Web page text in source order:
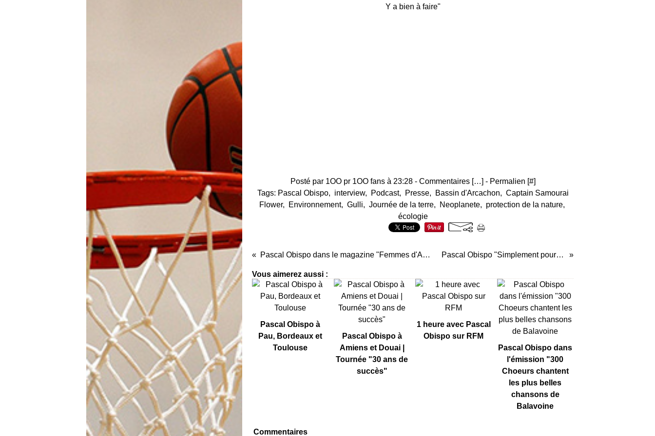
Y a bien à faire"
Posté par 1OO pr 1OO fans à 23:28 - Commentaires […] - Permalien [#]
Tags: Pascal Obispo, interview, Podcast, Presse, Bassin d'Arcachon, Captain Samourai
Flower, Environnement, Gulli, Journée de la terre, Neoplanete, protection de la nature,
écologie
Pascal Obispo dans le magazine "Femmes d'Aujourd'hui" Pascal Obispo "Simplement pour un soir"
Vous aimerez aussi :
Pascal Obispo à
Pau, Bordeaux et
Toulouse
Pascal Obispo à
Amiens et Douai |
Tournée "30 ans de
succès"
1 heure avec Pascal
Obispo sur RFM
Pascal Obispo dans
l'émission "300
Choeurs chantent
les plus belles
chansons de
Balavoine
Commentaires